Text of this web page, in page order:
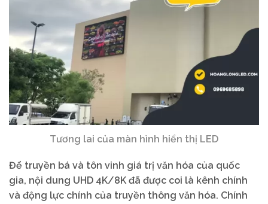
Tương lai của màn hình hiển thị LED
Để truyền bá và tôn vinh giá trị văn hóa của quốc
gia, nội dung UHD 4K/8K đã được coi là kênh chính
và động lực chính của truyền thông văn hóa. Chính